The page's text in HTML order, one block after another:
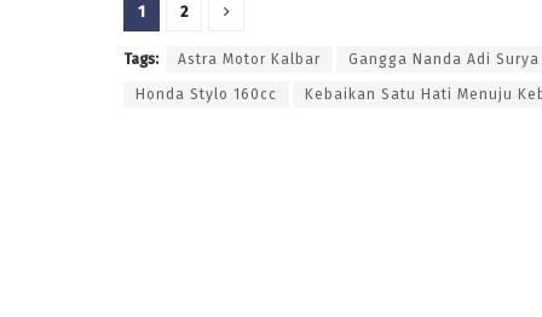
1 2
Tags: Astra Motor Kalbar Gangga Nanda Adi
Honda Stylo 160cc Kebaikan Satu Hati Menuju